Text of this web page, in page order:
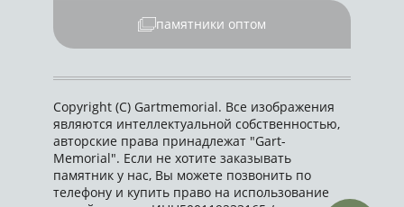
памятники оптом
Copyright (C) Gartmemorial. Все изображения
являются интеллектуальной собственностью,
авторские права принадлежат "Gart-
Memorial". Если не хотите заказывать
памятник у нас, Вы можете позвонить по
телефону и купить право на использование